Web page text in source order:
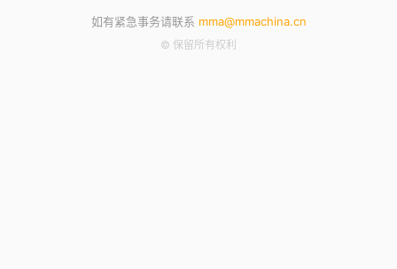
如有紧急事务请联系 mma@mmachina.cn
© 保留所有权利